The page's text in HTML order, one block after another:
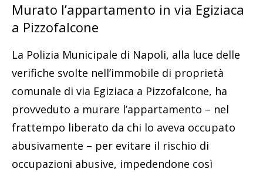
Murato l’appartamento in via Egiziaca
a Pizzofalcone
La Polizia Municipale di Napoli, alla luce delle
verifiche svolte nell’immobile di proprietà
comunale di via Egiziaca a Pizzofalcone, ha
provveduto a murare l’appartamento – nel
frattempo liberato da chi lo aveva occupato
abusivamente – per evitare il rischio di
occupazioni abusive, impedendone così